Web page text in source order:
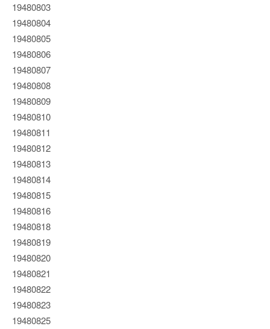
19480803
19480804
19480805
19480806
19480807
19480808
19480809
19480810
19480811
19480812
19480813
19480814
19480815
19480816
19480818
19480819
19480820
19480821
19480822
19480823
19480825